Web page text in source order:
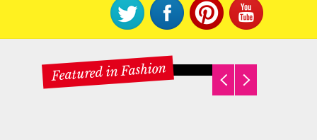
Featured in Fashion
Untuk Fitness Pemula Dasar
Yang harus Di Pahami Dalam
Pertumbuhan otot
Otot